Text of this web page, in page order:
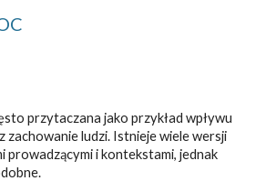
przytaczana jako przykład wpływu
zachowanie ludzi. Istnieje wiele wersji
prowadzącymi i kontekstami, jednak